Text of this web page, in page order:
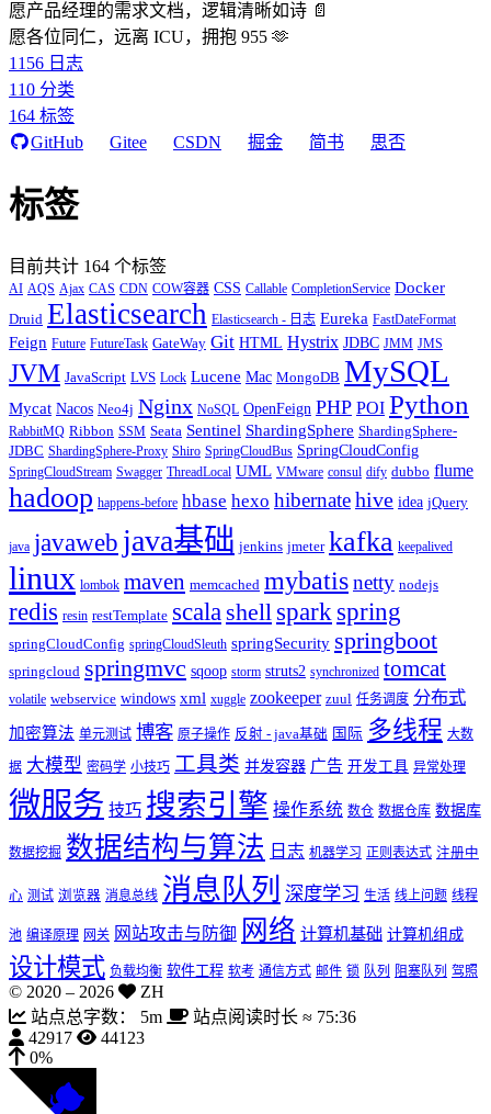
愿产品经理的需求文档，逻辑清晰如诗 📄
愿各位同仁，远离 ICU，拥抱 955 🫶
1156 日志
110 分类
164 标签
GitHub
Gitee CSDN 掘金 简书 思否
标签
目前共计 164 个标签
AI AQS Ajax CAS CDN COW容器 CSS Callable CompletionService Docker
Druid Elasticsearch Elasticsearch - 日志 Eureka FastDateFormat
Feign Future FutureTask GateWay Git HTML Hystrix JDBC JMM JMS
JVM JavaScript LVS Lock Lucene Mac MongoDB MySQL
Mycat Nacos Neo4j Nginx NoSQL OpenFeign PHP POI Python
RabbitMQ Ribbon SSM Seata Sentinel ShardingSphere ShardingSphere-
JDBC ShardingSphere-Proxy Shiro SpringCloudBus SpringCloudConfig
SpringCloudStream Swagger ThreadLocal UML VMware consul dify dubbo flume
hadoop happens-before hbase hexo hibernatehive idea jQuery
java javaweb java基础 jenkins jmeter kafka keepalived
linux lombok maven memcached mybatisnetty nodejs
redis resin restTemplate scala shell spark spring
springCloudConfig springCloudSleuth springSecurity springboot
springcloud springmvc sqoop storm struts2 synchronized tomcat
volatile webservice windows xml xuggle zookeeper zuul 任务调度 分布式
加密算法 单元测试 博客 原子操作 反射 - java基础 国际 多线程 大数
据 大模型 密码学 小技巧 工具类 并发容器 广告 开发工具 异常处理
微服务 技巧 搜索引擎 操作系统 数仓 数据仓库 数据库
数据挖掘 数据结构与算法 日志 机器学习 正则表达式 注册中
心 测试 浏览器 消息总线 消息队列 深度学习 生活 线上问题 线程
池 编译原理 网关 网站攻击与防御 网络 计算机基础 计算机组成
设计模式 负载均衡 软件工程 软考 通信方式 邮件 锁 队列 阻塞队列 驾照
© 2020 – 2026
ZH
站点总字数：
5m 站点阅读时长 ≈ 75:36
42917
44123
0%